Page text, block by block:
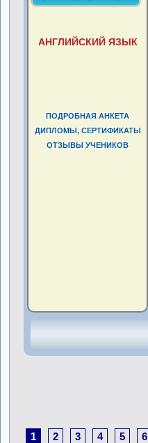
АНГЛИЙСКИЙ ЯЗЫК
ПОДРОБНАЯ АНКЕТА
ДИПЛОМЫ, СЕРТИФИКАТЫ
ОТЗЫВЫ УЧЕНИКОВ
1 2 3 4 5 6